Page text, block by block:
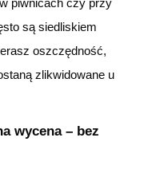
piwnicach czy przy
są siedliskiem
oszczędność,
zlikwidowane u
wycena – bez